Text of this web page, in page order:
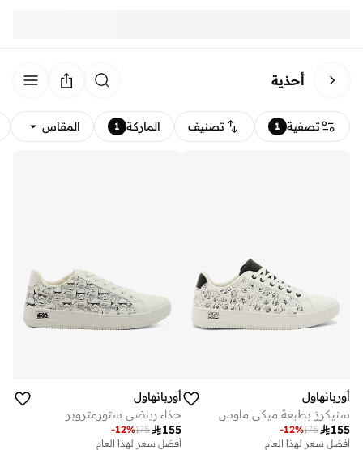
أحذية
تصفية 1 تصنيف الماركة 1 المقاس
أوربانهاول
سنيكرز بطبعة ميكي ماوس
155
175
-12%
أفضل سعر لهذا العام
أوربانهاول
حذاء رياضي ستورمتروبر
155
175
-12%
أفضل سعر لهذا العام